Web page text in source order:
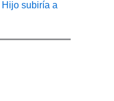
subiría a